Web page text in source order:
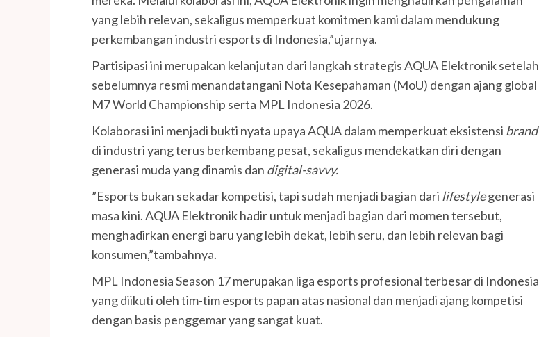
yang lebih relevan, sekaligus memperkuat komitmen kami dalam mendukung
perkembangan industri esports di Indonesia,”ujarnya.
Partisipasi ini merupakan kelanjutan dari langkah strategis AQUA Elektronik setelah
sebelumnya resmi menandatangani Nota Kesepahaman (MoU) dengan ajang global
M7 World Championship serta MPL Indonesia 2026.
Kolaborasi ini menjadi bukti nyata upaya AQUA dalam memperkuat eksistensi brand
di industri yang terus berkembang pesat, sekaligus mendekatkan diri dengan
generasi muda yang dinamis dan digital-savvy.
”Esports bukan sekadar kompetisi, tapi sudah menjadi bagian dari lifestylegenerasi
masa kini. AQUA Elektronik hadir untuk menjadi bagian dari momen tersebut,
menghadirkan energi baru yang lebih dekat, lebih seru, dan lebih relevan bagi
konsumen,”tambahnya.
MPL Indonesia Season 17 merupakan liga esports profesional terbesar di Indonesia
yang diikuti oleh tim-tim esports papan atas nasional dan menjadi ajang kompetisi
dengan basis penggemar yang sangat kuat.